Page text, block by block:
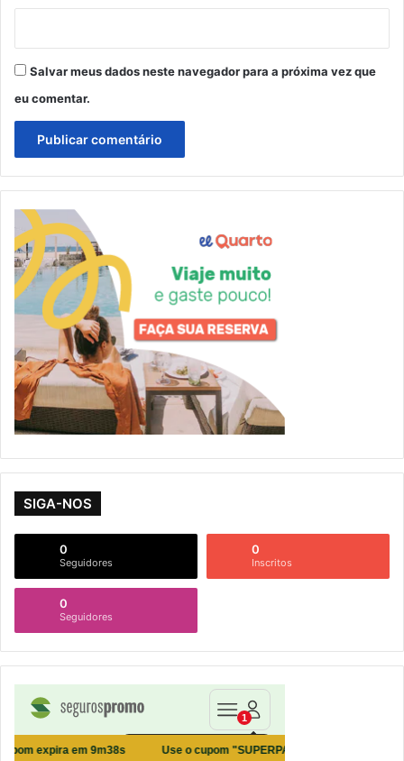
Salvar meus dados neste navegador para a próxima vez que
eu comentar.
SIGA-NOS
0
Seguidores
0
Inscritos
0
Seguidores